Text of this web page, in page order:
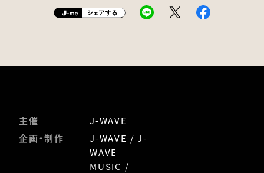
主催
J-WAVE
企画・制作
J-WAVE / J-
WAVE
MUSIC /